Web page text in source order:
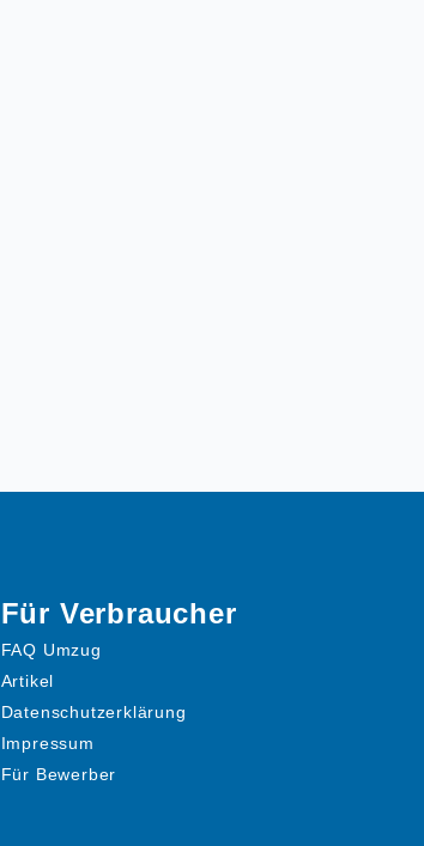
Für Verbraucher
FAQ Umzug
Artikel
Datenschutzerklärung
Impressum
Für Bewerber